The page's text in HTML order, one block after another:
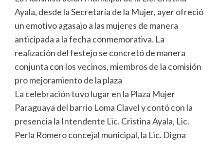
Ayala, desde la Secretaría de la Mujer, ayer ofreció
un emotivo agasajo a las mujeres de manera
anticipada a la fecha conmemorativa. La
realización del festejo se concretó de manera
conjunta con los vecinos, miembros de la comisión
pro mejoramiento de la plaza
La celebración tuvo lugar en la Plaza Mujer
Paraguaya del barrio Loma Clavel y contó con la
presencia la Intendente Lic. Cristina Ayala, Lic.
Perla Romero concejal municipal, la Lic. Digna